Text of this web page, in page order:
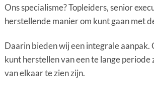
Ons specialisme? Topleiders, senior
herstellende manier om kunt gaan met
Daarin bieden wij een integrale
kunt herstellen van een te lange
van elkaar te zien zijn.